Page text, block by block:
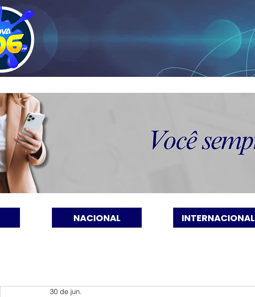
NACIONAL INTERNACIONAL
30 de jun.